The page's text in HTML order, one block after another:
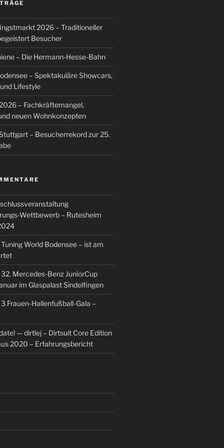
2026 – Traditioneller
Besucher
– Die Hermann-Hesse-Bahn
– Spektakuläre Showcars,
Lifestyle
– Fachkräftemangel,
neuen Wohnkonzepten
– Besucherrekord zur 25.
Wettbewerb – Rutesheim
Tuning World Bodensee – ist am
32. Mercedes-Benz JuniorCup
im Glaspalast Sindelfingen
3.Frauen-Hallenfußball-Gala –
— dirtlej – Dirtsuit Core Edition
2020 – Erfahrungsbericht